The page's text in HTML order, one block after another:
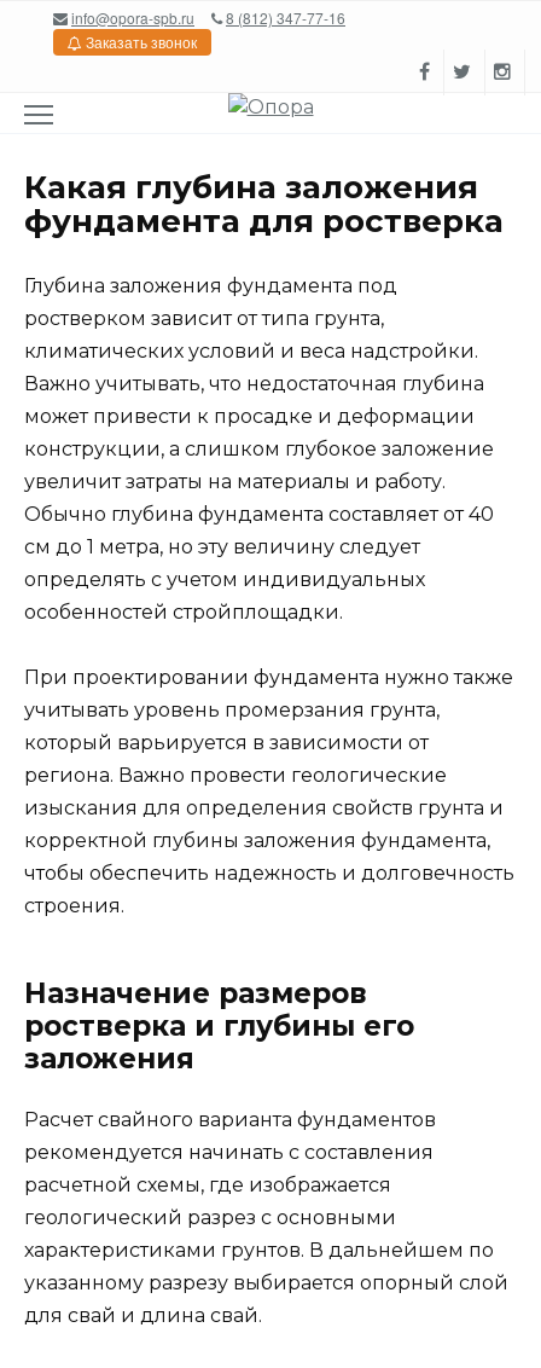
Перейтиinfo@opora-spb.ru
8 (812) 347-77-16
Заказать звонок
Какая глубина заложения
фундамента для ростверка
Глубина заложения фундамента под
ростверком зависит от типа грунта,
климатических условий и веса надстройки.
Важно учитывать, что недостаточная глубина
может привести к просадке и деформации
конструкции, а слишком глубокое заложение
увеличит затраты на материалы и работу.
Обычно глубина фундамента составляет от 40
см до 1 метра, но эту величину следует
определять с учетом индивидуальных
особенностей стройплощадки.
При проектировании фундамента нужно также
учитывать уровень промерзания грунта,
который варьируется в зависимости от
региона. Важно провести геологические
изыскания для определения свойств грунта и
корректной глубины заложения фундамента,
чтобы обеспечить надежность и долговечность
строения.
Назначение размеров
ростверка и глубины его
заложения
Расчет свайного варианта фундаментов
рекомендуется начинать с составления
расчетной схемы, где изображается
геологический разрез с основными
характеристиками грунтов. В дальнейшем по
указанному разрезу выбирается опорный слой
для свай и длина свай.